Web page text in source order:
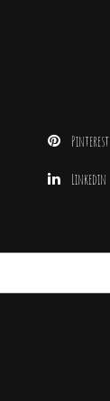
Pinterest
Linkedin